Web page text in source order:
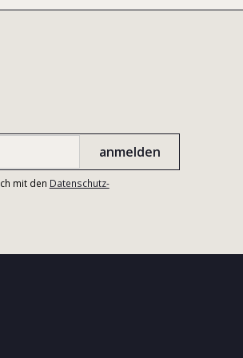
mit den Datenschutz-